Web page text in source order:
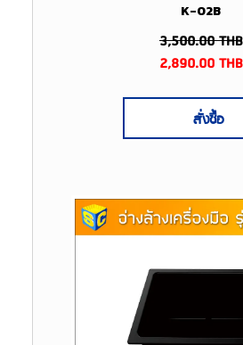
K-02B
3,500.00THB
2,890.00THB
สั่งซื้อ